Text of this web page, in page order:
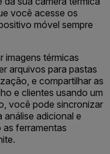
você acesse os
móvel sempre
imagens térmicas
arquivos para pastas
e compartilhar as
e clientes usando um
você pode sincronizar
adicional e
ferramentas